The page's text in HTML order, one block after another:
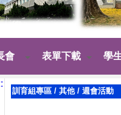
會 表單下載 學
訓育組專區 / 其他/ 週會活動